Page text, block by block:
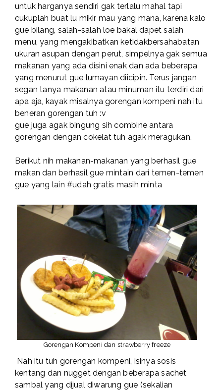
untuk harganya sendiri gak terlalu mahal tapi
cukuplah buat lu mikir mau yang mana, karena kalo
gue bilang, salah-salah loe bakal dapet salah
menu, yang mengakibatkan ketidakbersahabatan
ukuran asupan dengan perut, simpelnya gak semua
makanan yang ada disini enak dan ada beberapa
yang menurut gue lumayan diicipin. Terus jangan
segan tanya makanan atau minuman itu terdiri dari
apa aja, kayak misalnya gorengan kompeni nah itu
beneran gorengan tuh :v
gue juga agak bingung sih combine antara
gorengan dengan cokelat tuh agak meragukan.
Berikut nih makanan-makanan yang berhasil gue
makan dan berhasil gue mintain dari temen-temen
gue yang lain #udah gratis masih minta
Gorengan Kompeni dan strawberry freeze
Nah itu tuh gorengan kompeni, isinya sosis
kentang dan nugget dengan beberapa sachet
sambal yang dijual diwarung gue (sekalian